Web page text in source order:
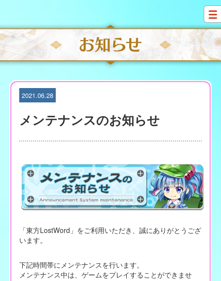
i
p
t
o
c
2021.06.28
メンテナンスのお知らせ
「東方LostWord」をご利用いただき、誠にありがとうござ
います。
下記時間帯にメンテナンスを行います。
メンテナンス中は、ゲームをプレイすることができませ